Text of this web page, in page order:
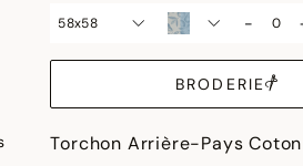
58x58 -
BRODERIE
Torchon Arrière-Pays Coton